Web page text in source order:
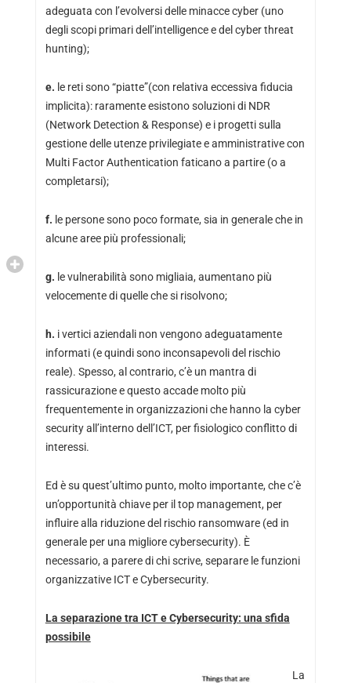
adeguata con l’evolversi delle minacce cyber (uno
degli scopi primari dell’intelligence e del cyber threat
hunting);
e. le reti sono “piatte”(con relativa eccessiva fiducia
implicita): raramente esistono soluzioni di NDR
(Network Detection & Response) e i progetti sulla
gestione delle utenze privilegiate e amministrative con
Multi Factor Authentication faticano a partire (o a
completarsi);
f. le persone sono poco formate, sia in generale che in
alcune aree più professionali;
g. le vulnerabilità sono migliaia, aumentano più
velocemente di quelle che si risolvono;
h. i vertici aziendali non vengono adeguatamente
informati (e quindi sono inconsapevoli del rischio
reale). Spesso, al contrario, c’è un mantra di
rassicurazione e questo accade molto più
frequentemente in organizzazioni che hanno la cyber
security all’interno dell’ICT, per fisiologico conflitto di
interessi.
Ed è su quest’ultimo punto, molto importante, che c’è
un’opportunità chiave per il top management, per
influire alla riduzione del rischio ransomware (ed in
generale per una migliore cybersecurity). È
necessario, a parere di chi scrive, separare le funzioni
organizzative ICT e Cybersecurity.
La separazione tra ICT e Cybersecurity: una sfida
possibile
La